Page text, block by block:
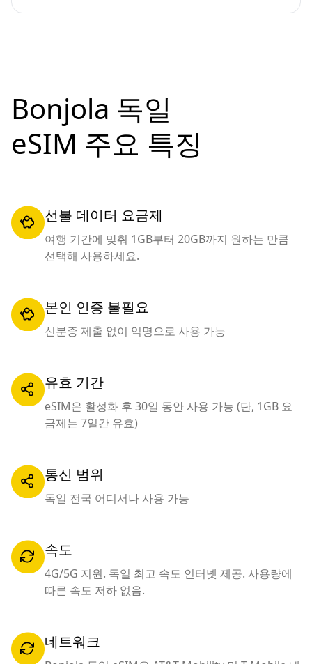
Bonjola 독일
eSIM 주요 특징
선불 데이터 요금제
여행 기간에 맞춰 1GB부터 20GB까지 원하는 만큼
선택해 사용하세요.
본인 인증 불필요
신분증 제출 없이 익명으로 사용 가능
유효 기간
eSIM은 활성화 후 30일 동안 사용 가능 (단, 1GB 요
금제는 7일간 유효)
통신 범위
독일 전국 어디서나 사용 가능
속도
4G/5G 지원. 독일 최고 속도 인터넷 제공. 사용량에
따른 속도 저하 없음.
네트워크